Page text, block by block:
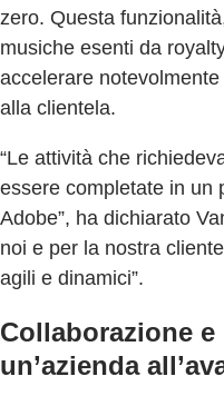
zero. Questa
musiche esenti da
accelerare
alla clientela.
“Le attività che
essere completate in un
Adobe”, ha dichiarato
noi e per la nostra
agili e dinamici”.
Collaborazione
un’azienda